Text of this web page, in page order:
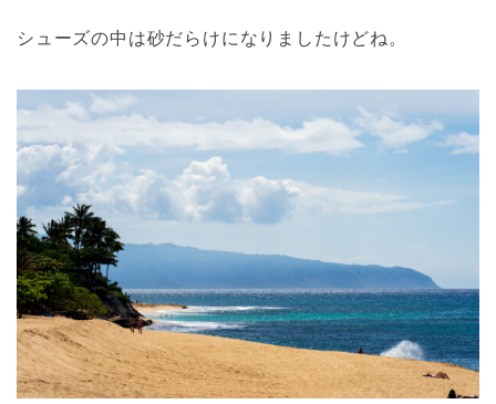
シューズの中は砂だらけになりましたけどね。